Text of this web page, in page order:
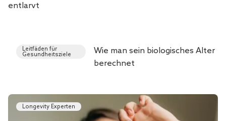
entlarvt
Leitfäden für
Gesundheitsziele
Wie man sein biologisches Alter
berechnet
Longevity Experten